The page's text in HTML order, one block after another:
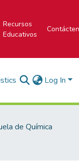
Recursos
Educativos
Log In
de Química